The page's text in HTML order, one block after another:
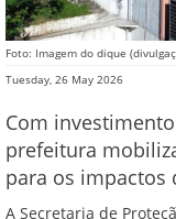
Foto: Imagem do dique
Tuesday, 26 May 2026
Com
prefeitura
para os
A Secretaria de